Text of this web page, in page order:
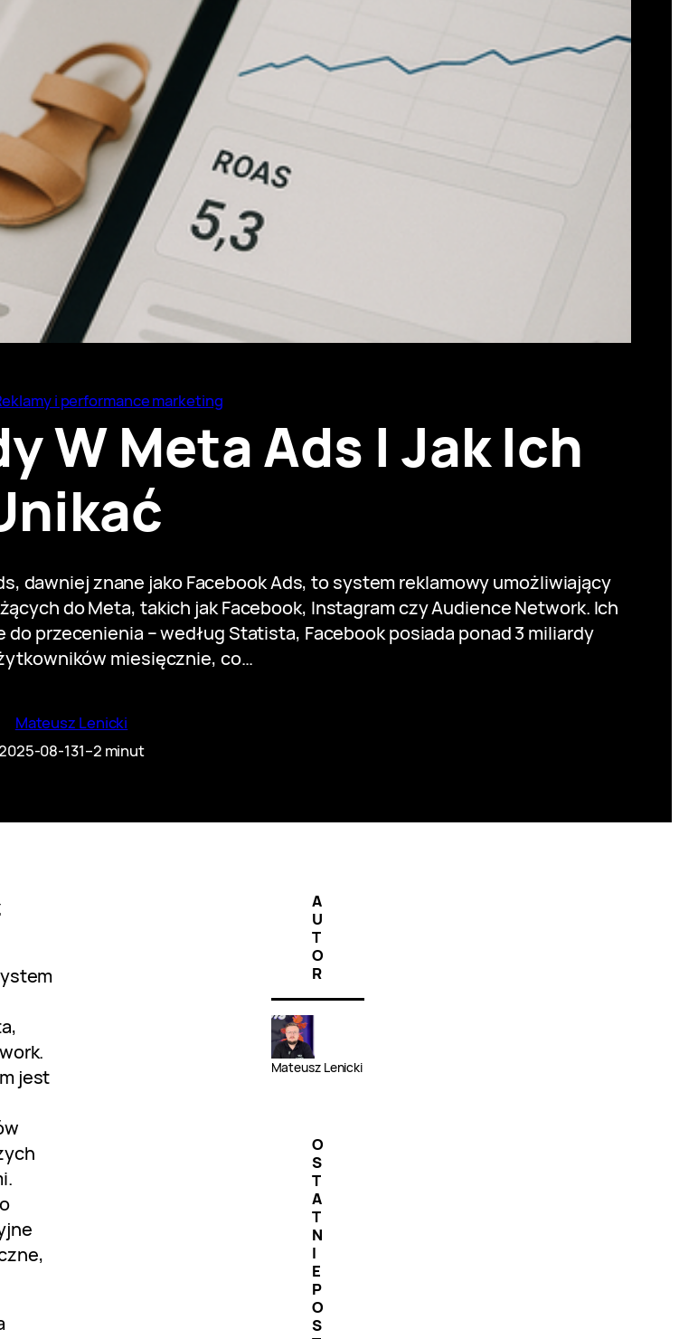
i performance marketing
W Meta Ads I Jak Ich
dawniej znane jako Facebook Ads, to system reklamowy umożliwiający
do Meta, takich jak Facebook, Instagram czy Audience Network. Ich
przecenienia – według Statista, Facebook posiada ponad 3 miliardy
miesięcznie, co…
Mateusz Lenicki
08-131–2 minut
jest
A
U
T
O
R
Mateusz Lenicki
O
S
T
A
T
N
I
E
P
O
S